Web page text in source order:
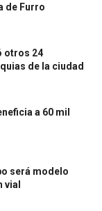
de Furro
otros 24
de la ciudad
a 60 mil
será modelo
vial